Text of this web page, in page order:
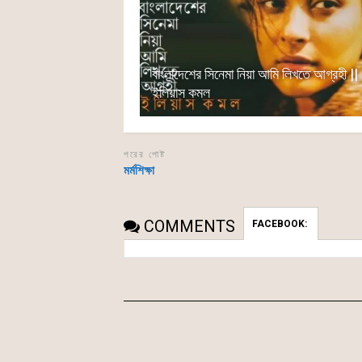
বাংলাদেশের সিনেমা নিয়া আমি লিখতে আগ্রহী ||
ইলিয়াস কমল
পরের পোষ্ট
মর্মশিক্ষা
COMMENTS FACEBOOK: